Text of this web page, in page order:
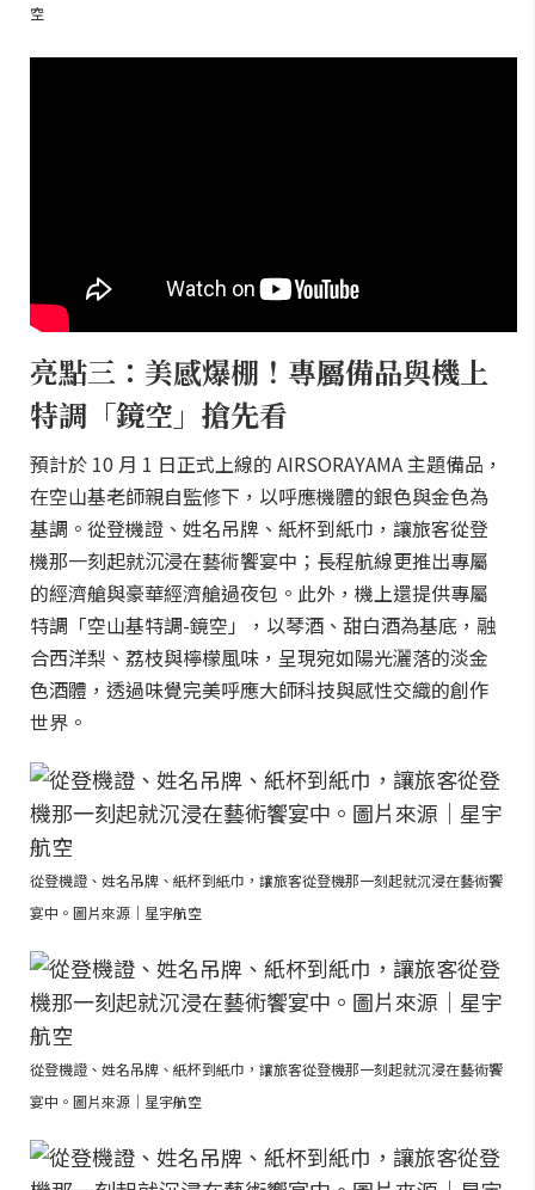
空
亮點三：美感爆棚！專屬備品與機上
特調「鏡空」搶先看
預計於 10 月 1 日正式上線的 AIRSORAYAMA 主題備品，
在空山基老師親自監修下，以呼應機體的銀色與金色為
基調。從登機證、姓名吊牌、紙杯到紙巾，讓旅客從登
機那一刻起就沉浸在藝術饗宴中；長程航線更推出專屬
的經濟艙與豪華經濟艙過夜包。此外，機上還提供專屬
特調「空山基特調-鏡空」，以琴酒、甜白酒為基底，融
合西洋梨、荔枝與檸檬風味，呈現宛如陽光灑落的淡金
色酒體，透過味覺完美呼應大師科技與感性交織的創作
世界。
從登機證、姓名吊牌、紙杯到紙巾，讓旅客從登機那一刻起就沉浸在藝術饗
宴中。圖片來源｜星宇航空
從登機證、姓名吊牌、紙杯到紙巾，讓旅客從登機那一刻起就沉浸在藝術饗
宴中。圖片來源｜星宇航空